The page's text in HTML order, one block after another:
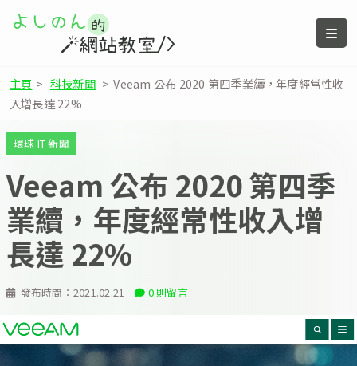
主頁 > 科技新聞 > Veeam 公布 2020 第四季業續，年度經常性收
入增長達 22%
發布時間： 2021.02.21 0 則留言
環球 IT 新聞
Veeam 公布 2020 第四季
業續，年度經常性收入增
長達 22%